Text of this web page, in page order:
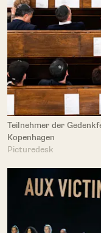
Teilnehmer der
Kopenhagen
Picturedesk